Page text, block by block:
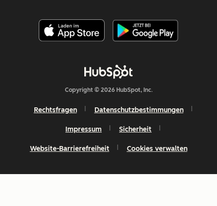
Copyright © 2026 HubSpot, Inc.
Rechtsfragen Datenschutzbestimmungen
Impressum Sicherheit
Website-Barrierefreiheit Cookies verwalten